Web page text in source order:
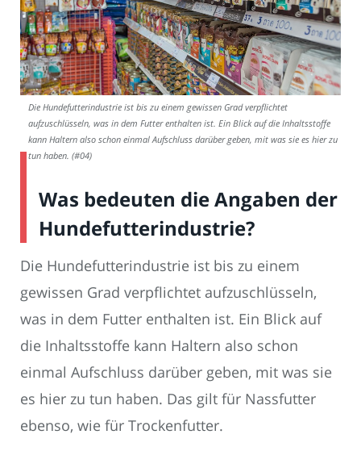
Die Hundefutterindustrie ist bis zu einem gewissen Grad verpflichtet
aufzuschlüsseln, was in dem Futter enthalten ist. Ein Blick auf die Inhaltsstoffe
kann Haltern also schon einmal Aufschluss darüber geben, mit was sie es hier zu
tun haben. (#04)
Was bedeuten die Angaben der
Hundefutterindustrie?
Die Hundefutterindustrie ist bis zu einem
gewissen Grad verpflichtet aufzuschlüsseln,
was in dem Futter enthalten ist. Ein Blick auf
die Inhaltsstoffe kann Haltern also schon
einmal Aufschluss darüber geben, mit was sie
es hier zu tun haben. Das gilt für Nassfutter
ebenso, wie für Trockenfutter.